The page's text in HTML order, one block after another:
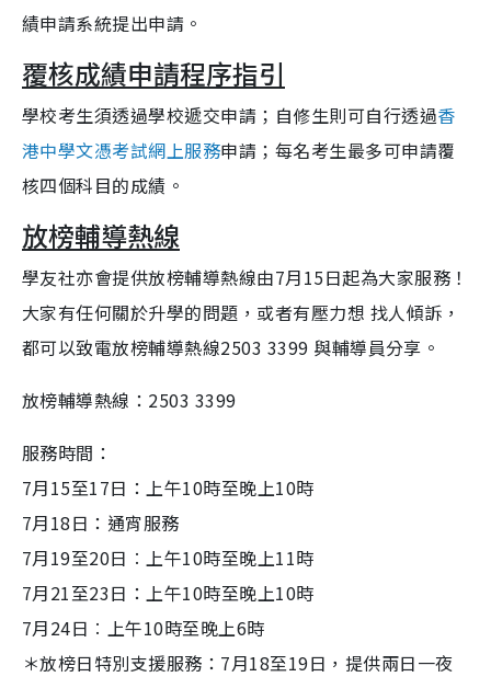
績申請系統提出申請。
覆核成績申請程序指引
學校考生須透過學校遞交申請；自修生則可自行透過香
港中學文憑考試網上服務申請；每名考生最多可申請覆
核四個科目的成績。
放榜輔導熱線
學友社亦會提供放榜輔導熱線由7月15日起為大家服務！
大家有任何關於升學的問題，或者有壓力想 找人傾訴，
都可以致電放榜輔導熱線2503 3399 與輔導員分享。
放榜輔導熱線：2503 3399
服務時間：
7月15至17日：上午10時至晚上10時
7月18日：通宵服務
7月19至20日︰上午10時至晚上11時
7月21至23日：上午10時至晚上10時
7月24日︰上午10時至晚上6時
＊放榜日特別支援服務：7月18至19日，提供兩日一夜